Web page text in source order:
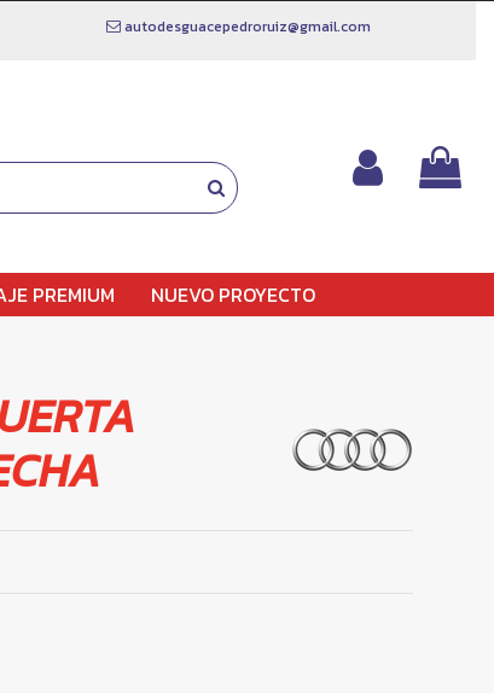
autodesguacepedroruiz@gmail.com
PREMIUM NUEVO PROYECTO